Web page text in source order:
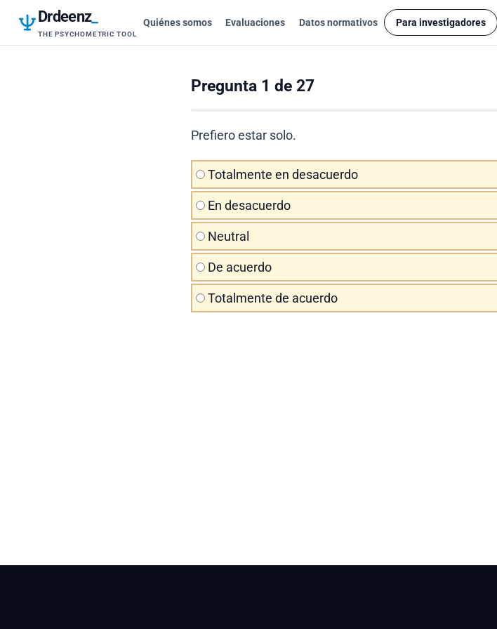
Drdeenz_
THE PSYCHOMETRIC TOOL
Quiénes somos Evaluaciones Datos normativos Para investigadores
Pregunta 1 de 27
Prefiero estar solo.
Totalmente en desacuerdo
En desacuerdo
Neutral
De acuerdo
Totalmente de acuerdo